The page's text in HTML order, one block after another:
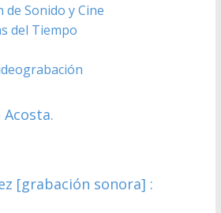
de Sonido y Cine
del Tiempo
[grabación sonora] :